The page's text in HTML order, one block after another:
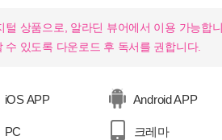
털 상품으로, 알라딘 뷰어에서 이용 가능합
수 있도록 다운로드 후 독서를 권합니다.
iOS APP Android APP
PC 크레마